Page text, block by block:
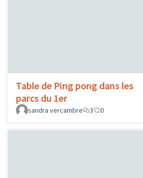
Table de Ping pong dans les
parcs du 1er
sandra vercambre
3 0